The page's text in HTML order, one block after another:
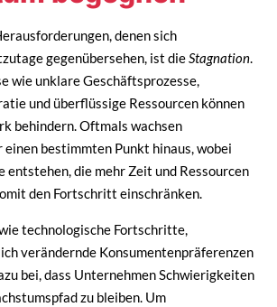
denen sich
gegenübersehen, ist dieStagnation.
wie unklare Geschäftsprozesse,
und überflüssige Ressourcen können
behindern. Oftmals wachsen
einen bestimmten Punkt hinaus, wobei
entstehen, die mehr Zeit und Ressourcen
den Fortschritt einschränken.
technologische Fortschritte,
verändernde Konsumentenpräferenzen
bei, dass Unternehmen Schwierigkeiten
zu bleiben. Um